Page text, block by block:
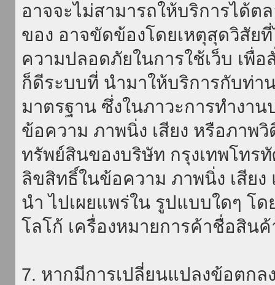
อาจจะไม่สามารถให้บริการได้ต
ของ อาจขัดข้องโดยเหตุสุดวิสัย
ความปลอดภัยในการใช้เว็บ เพื่
ก็ดีระบบที่ นำมาให้บริการกับท่
มาตรฐาน ซึ่งในภาวะการทำงา
ข้อความ ภาพนิ่ง เสียง หรือภาพ
ทรัพย์สินของบริษัท กรุงเทพโทร
ลิขสิทธิ์ในข้อความ ภาพนิ่ง เสีย
นำ ไปเผยแพร่ใน รูปแบบใดๆ โ
โลโก้ เครื่องหมายการค้าชื่อสิน
7. หากมีการเปลี่ยนแปลงข้อตกล